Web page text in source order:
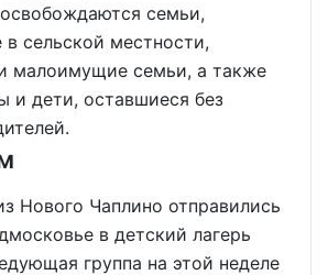
семьи,
сельской местности,
малоимущие семьи, а также
и дети, оставшиеся без
Нового Чаплино отправились
в детский лагерь
группа на этой неделе